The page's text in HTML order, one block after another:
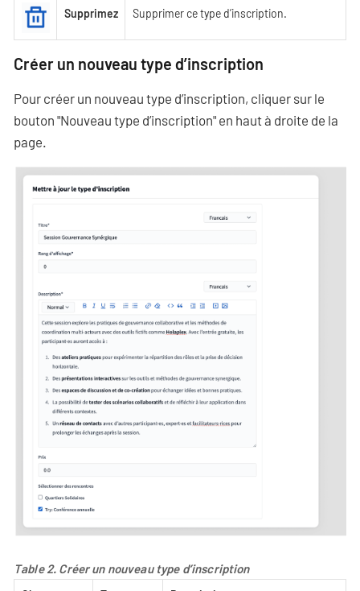
Supprimez Supprimer ce type d’inscription.
Créer un nouveau type d’inscription
Pour créer un nouveau type d’inscription, cliquer sur le
bouton "Nouveau type d’inscription" en haut à droite de la
page.
Table 2. Créer un nouveau type d’inscription